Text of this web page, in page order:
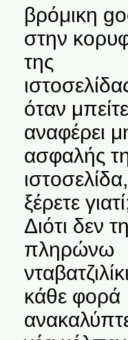
βρόμικη
στην
της
όταν
αναφέρει
ασφαλής
ιστοσελίδα,
ξέρετε
Διότι δεν
πληρώνω
κάθε φορά